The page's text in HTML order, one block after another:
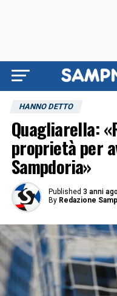
HANNO DETTO
Quagliarella:
proprietà per
Sampdoria»
Published 3 anni ago
By Redazione